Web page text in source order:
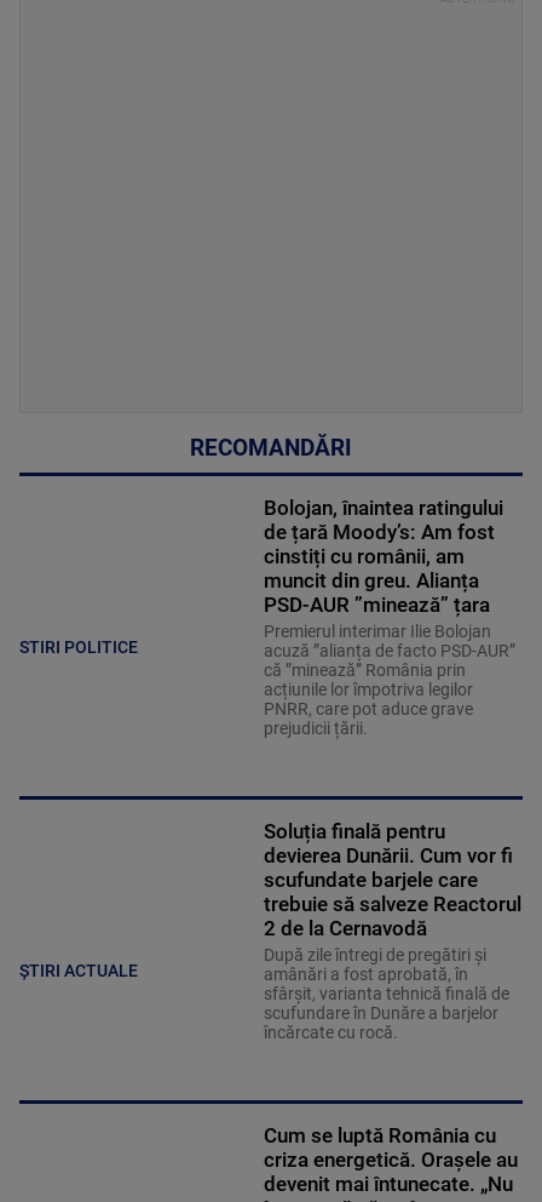
RECOMANDĂRI
STIRI POLITICE
Bolojan, înaintea ratingului
de țară Moody’s: Am fost
cinstiți cu românii, am
muncit din greu. Alianța
PSD-AUR ”minează” țara
Premierul interimar Ilie Bolojan
acuză ”alianța de facto PSD-AUR”
că ”minează” România prin
acțiunile lor împotriva legilor
PNRR, care pot aduce grave
prejudicii țării.
ȘTIRI ACTUALE
Soluția finală pentru
devierea Dunării. Cum vor fi
scufundate barjele care
trebuie să salveze Reactorul
2 de la Cernavodă
După zile întregi de pregătiri și
amânări a fost aprobată, în
sfârșit, varianta tehnică finală de
scufundare în Dunăre a barjelor
încărcate cu rocă.
Cum se luptă România cu
criza energetică. Orașele au
devenit mai întunecate. „Nu